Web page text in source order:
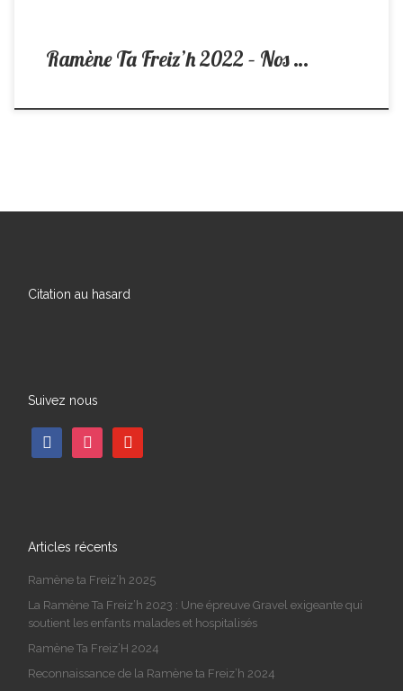
Ramène Ta Freiz’h 2022 – Nos …
Citation au hasard
Suivez nous
facebook instagramyoutube
Articles récents
Ramène ta Freiz’h 2025
La Ramène Ta Freiz’h 2023 : Une épreuve Gravel exigeante qui
soutient les enfants malades et hospitalisés
Ramène Ta Freiz’H 2024
Reconnaissance de la Ramène ta Freiz’h 2024